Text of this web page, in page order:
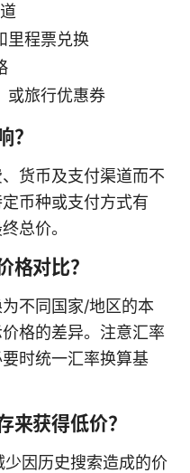
里程票兑换
或旅行优惠券
？
货币及支付渠道而不
币种或支付方式有
总价。
格对比？
不同国家/地区的本
格的差异。注意汇率
时统一汇率换算基
来获得低价？
因历史搜索造成的价